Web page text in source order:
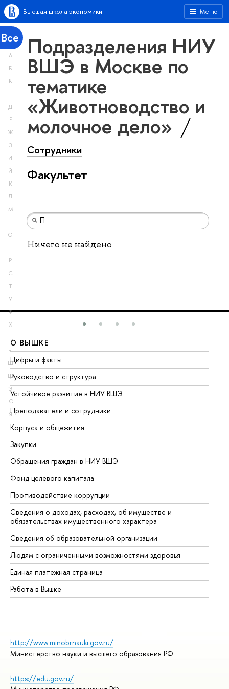
Меню
Высшая школа экономики
Все
А
Б
В
Г
Д
Е
Ж
З
И
Й
К
Л
М
Н
О
П
Р
С
Т
У
Ф
Х
Ц
Ч
Ш
Щ
Э
Ю
Я
Подразделения НИУ
ВШЭ в Москве по
тематике
«Животноводство и
молочное дело»
Сотрудники
Факультет
Ничего не найдено
О ВЫШКЕ
Цифры и факты
Руководство и структура
Устойчивое развитие в НИУ ВШЭ
Преподаватели и сотрудники
Корпуса и общежития
Закупки
Обращения граждан в НИУ ВШЭ
Фонд целевого капитала
Противодействие коррупции
Сведения о доходах, расходах, об имуществе и
обязательствах имущественного характера
Сведения об образовательной организации
Людям с ограниченными возможностями здоровья
Единая платежная страница
Работа в Вышке
http://www.minobrnauki.gov.ru/
Министерство науки и высшего образования РФ
https://edu.gov.ru/